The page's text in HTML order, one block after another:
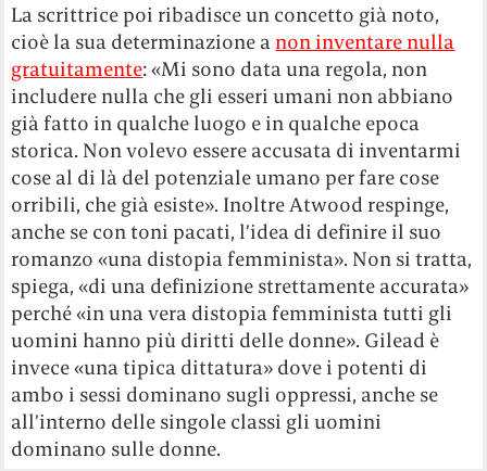
La scrittrice poi ribadisce un concetto già noto,
cioè la sua determinazione a non inventare nulla
gratuitamente: «Mi sono data una regola, non
includere nulla che gli esseri umani non abbiano
già fatto in qualche luogo e in qualche epoca
storica. Non volevo essere accusata di inventarmi
cose al di là del potenziale umano per fare cose
orribili, che già esiste». Inoltre Atwood respinge,
anche se con toni pacati, l’idea di definire il suo
romanzo «una distopia femminista». Non si tratta,
spiega, «di una definizione strettamente accurata»
perché «in una vera distopia femminista tutti gli
uomini hanno più diritti delle donne». Gilead è
invece «una tipica dittatura» dove i potenti di
ambo i sessi dominano sugli oppressi, anche se
all’interno delle singole classi gli uomini
dominano sulle donne.